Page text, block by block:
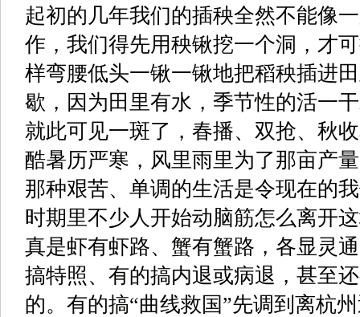
起初的几年我们的插秧全然不能像
作，我们得先用秧锹挖一个洞，才
样弯腰低头一锹一锹地把稻秧插进
歇，因为田里有水，季节性的活一
就此可见一斑了，春播、双抢、秋
酷暑历严寒，风里雨里为了那亩产
那种艰苦、单调的生活是令现在的
时期里不少人开始动脑筋怎么离开
真是虾有虾路、蟹有蟹路，各显灵
搞特照、有的搞内退或病退，甚至
的。有的搞“曲线救国”先调到离杭